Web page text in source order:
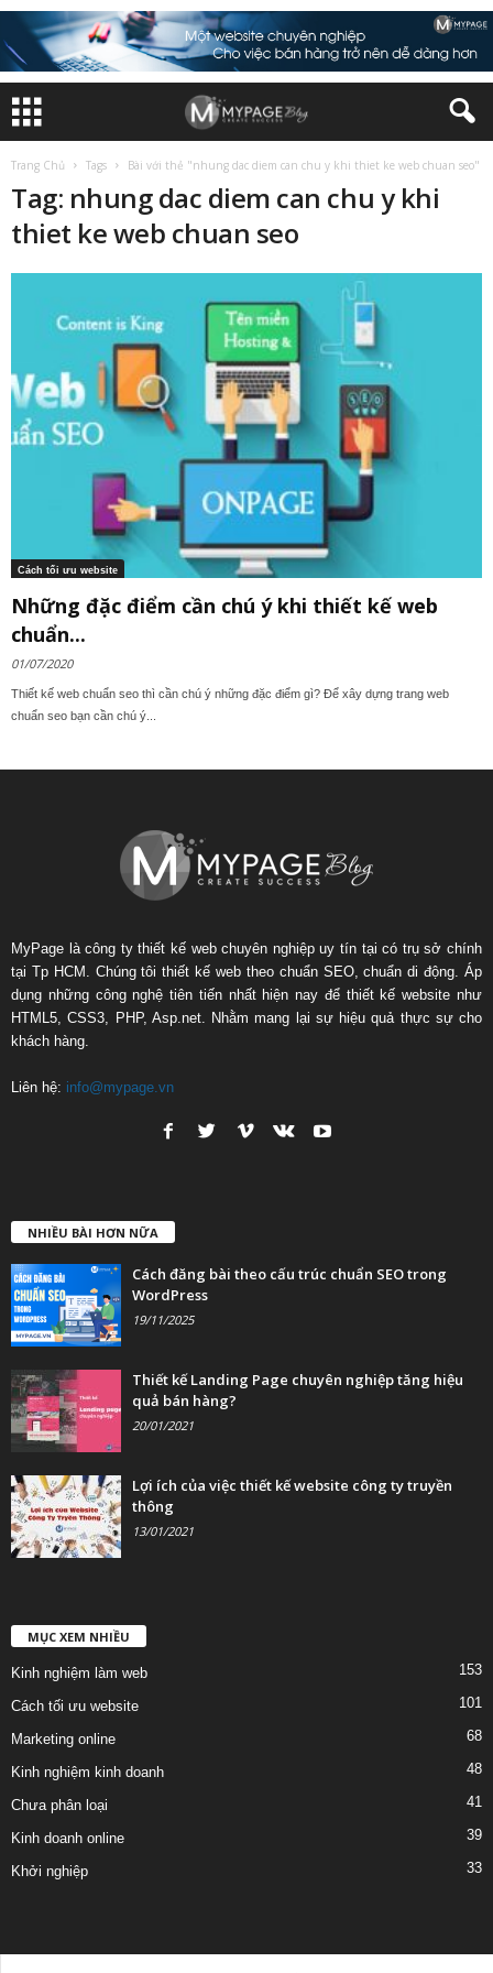
Trang Chủ Tags Bài với thẻ "nhung dac diem can chu y khi thiet ke web chuan seo"
Tag: nhung dac diem can chu y khi
thiet ke web chuan seo
Cách tối ưu website
Những đặc điểm cần chú ý khi thiết kế web
chuẩn...
01/07/2020
Thiết kế web chuẩn seo thì cần chú ý những đặc điểm gì? Để xây dựng trang web
chuẩn seo bạn cần chú ý...
MyPage là công ty thiết kế web chuyên nghiệp uy tín tại có trụ sở chính
tại Tp HCM. Chúng tôi thiết kế web theo chuẩn SEO, chuẩn di động. Áp
dụng những công nghệ tiên tiến nhất hiện nay để thiết kế website như
HTML5, CSS3, PHP, Asp.net. Nhằm mang lại sự hiệu quả thực sự cho
khách hàng.
Liên hệ: info@mypage.vn
NHIỀU BÀI HƠN NỮA
Cách đăng bài theo cấu trúc chuẩn SEO trong
WordPress
19/11/2025
Thiết kế Landing Page chuyên nghiệp tăng hiệu
quả bán hàng?
20/01/2021
Lợi ích của việc thiết kế website công ty truyền
thông
13/01/2021
MỤC XEM NHIỀU
Kinh nghiệm làm web 153
Cách tối ưu website 101
Marketing online 68
Kinh nghiệm kinh doanh 48
Chưa phân loại 41
Kinh doanh online 39
Khởi nghiệp 33